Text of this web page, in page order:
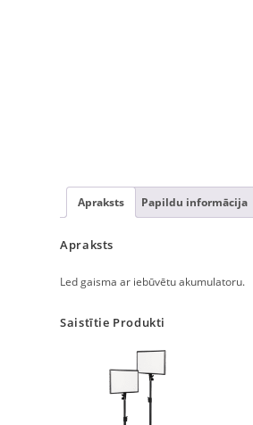
Apraksts Papildu informācija
Apraksts
Led gaisma ar iebūvētu akumulatoru.
Saistītie Produkti